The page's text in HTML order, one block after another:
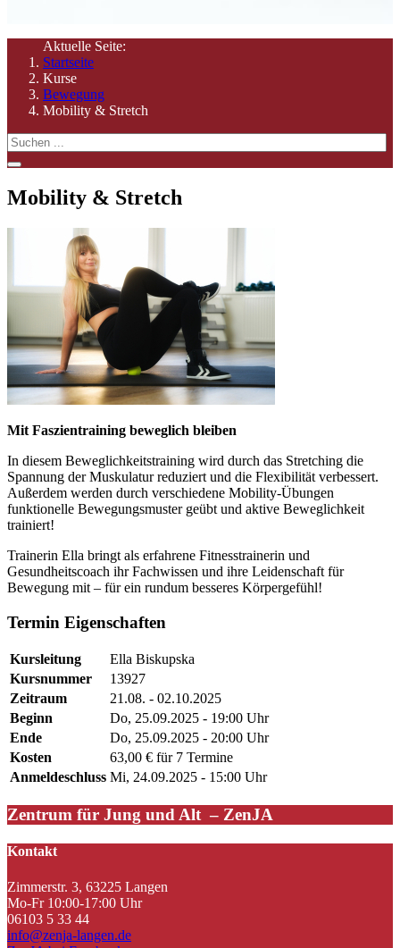
Aktuelle Seite:
Startseite
Kurse
Bewegung
Mobility & Stretch
Mobility & Stretch
Mit Faszientraining beweglich bleiben
In diesem Beweglichkeitstraining wird durch das Stretching die
Spannung der Muskulatur reduziert und die Flexibilität verbessert.
Außerdem werden durch verschiedene Mobility-Übungen
funktionelle Bewegungsmuster geübt und aktive Beweglichkeit
trainiert!
Trainerin Ella bringt als erfahrene Fitnesstrainerin und
Gesundheitscoach ihr Fachwissen und ihre Leidenschaft für
Bewegung mit – für ein rundum besseres Körpergefühl!
Termin Eigenschaften
Kursleitung
Ella Biskupska
Kursnummer
13927
Zeitraum
21.08. - 02.10.2025
Beginn
Do, 25.09.2025 - 19:00 Uhr
Ende
Do, 25.09.2025 - 20:00 Uhr
Kosten
63,00 € für 7 Termine
Anmeldeschluss Mi, 24.09.2025 - 15:00 Uhr
Zentrum für Jung und Alt – ZenJA
Kontakt
Zimmerstr. 3, 63225 Langen
Mo-Fr 10:00-17:00 Uhr
06103 5 33 44
info@zenja-langen.de